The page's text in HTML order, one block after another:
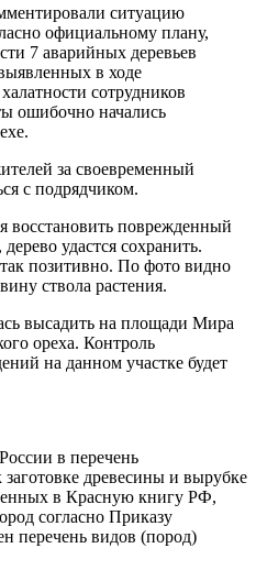
ситуацию
официальному плану,
7 аварийных деревьев
в ходе
сотрудников
ошибочно начались
за своевременный
с подрядчиком.
восстановить поврежденный
удастся сохранить.
позитивно. По фото видно
ствола растения.
высадить на площади Мира
ореха. Контроль
на данном участке будет
в перечень
древесины и вырубке
в Красную книгу РФ,
согласно Приказу
видов (пород)